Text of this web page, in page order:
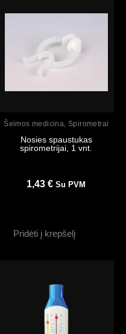
Šeimos medicina, Spirometrai
Nosies spaustukas
spirometrijai, 1 vnt.
1,43€ Su PVM
Pridėti į krepšelį